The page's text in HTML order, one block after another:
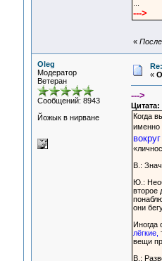
--->
«
Oleg
Модератор
Ветеран
Сообщений: 8943
Йожык в нирване
«
--->
Цитата:
Когда
именно
В.:
Ю.:
второе
они
Иногда
лёгкие,
вещи
В.: